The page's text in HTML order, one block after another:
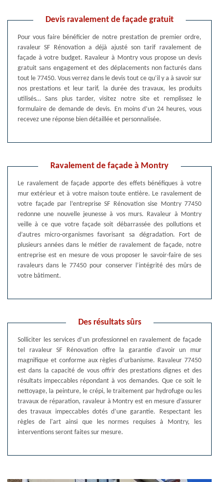
Devis ravalement de façade gratuit
Pour vous faire bénéficier de notre prestation de premier ordre,
ravaleur SF Rénovation a déjà ajusté son tarif ravalement de
façade à votre budget. Ravaleur à Montry vous propose un devis
gratuit sans engagement et des déplacements non facturés dans
tout le 77450. Vous verrez dans le devis tout ce qu’il y a à savoir sur
nos prestations et leur tarif, la durée des travaux, les produits
utilisés… Sans plus tarder, visitez notre site et remplissez le
formulaire de demande de devis. En moins d’un 24 heures, vous
recevez une réponse bien détaillée et personnalisée.
Ravalement de façade à Montry
Le ravalement de façade apporte des effets bénéfiques à votre
mur extérieur et à votre maison toute entière. Le ravalement de
votre façade par l’entreprise SF Rénovation sise Montry 77450
redonne une nouvelle jeunesse à vos murs. Ravaleur à Montry
veille à ce que votre façade soit débarrassée des pollutions et
d’autres micro-organismes favorisant sa dégradation. Fort de
plusieurs années dans le métier de ravalement de façade, notre
entreprise est en mesure de vous proposer le savoir-faire de ses
ravaleurs dans le 77450 pour conserver l’intégrité des mûrs de
votre bâtiment.
Des résultats sûrs
Solliciter les services d’un professionnel en ravalement de façade
tel ravaleur SF Rénovation offre la garantie d’avoir un mur
magnifique et conforme aux règles d’urbanisme. Ravaleur 77450
est dans la capacité de vous offrir des prestations dignes et des
résultats impeccables répondant à vos demandes. Que ce soit le
nettoyage, la peinture, le crépi, le traitement par hydrofuge ou les
travaux de réparation, ravaleur à Montry est en mesure d’assurer
des travaux impeccables dotés d’une garantie. Respectant les
règles de l'art ainsi que les normes requises à Montry, les
interventions seront faites sur mesure.